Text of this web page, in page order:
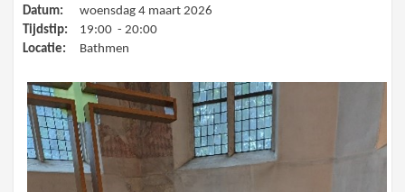
Datum:
woensdag 4 maart 2026
Tijdstip:
19:00 - 20:00
Locatie:
Bathmen